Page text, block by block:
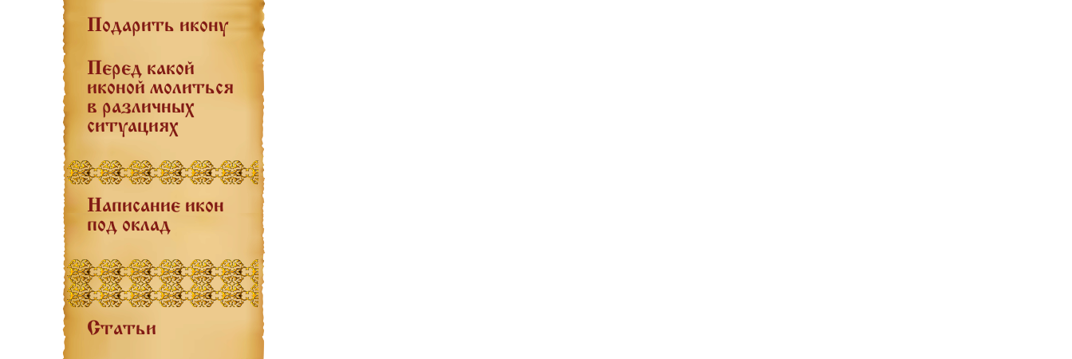
Подарить икону
Перед какой
иконой молиться
в различных
ситуациях
Написание икон
под оклад
Статьи